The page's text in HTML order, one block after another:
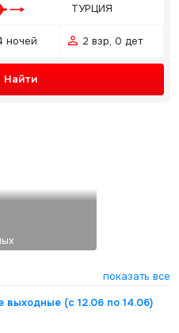
ТУРЦИЯ
ночей 2 взр, 0 дет
Найти
показать все
(с 12.06 по 14.06)